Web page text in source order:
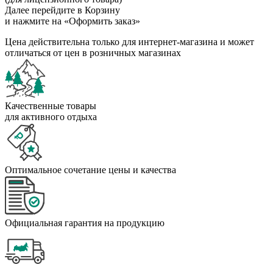
Далее перейдите в Корзину
и нажмите на «Оформить заказ»
Цена действительна только для интернет-магазина и может
отличаться от цен в розничных магазинах
Качественные товары
для активного отдыха
Оптимальное сочетание цены и качества
Официальная гарантия на продукцию